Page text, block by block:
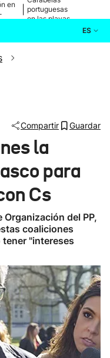
en
portuguesas
en las playas
ES
Compartir Guardar
la
para
Cs
del PP,
coaliciones
"intereses